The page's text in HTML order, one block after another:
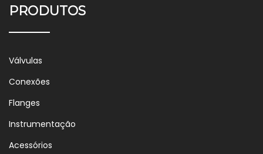
PRODUTOS
Válvulas
Conexões
Flanges
Instrumentação
Acessórios